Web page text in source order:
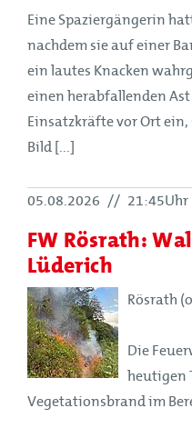
Eine Spaziergängerin
nachdem sie auf einer
ein lautes Knacken
einen herabfallenden
Einsatzkräfte vor Ort ein,
Bild [...]
05.08.2026 // 21:45Uhr
FW Rösrath:
Lüderich
Rösrath
Die
heutigen
Vegetationsbrand im